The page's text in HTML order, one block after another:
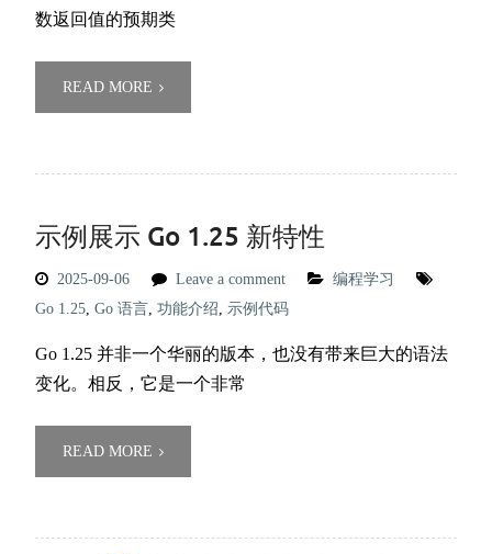
数返回值的预期类
READ MORE
示例展示 Go 1.25 新特性
2025-09-06 Leave a comment
编程学习
Go 1.25, Go 语言, 功能介绍, 示例代码
Go 1.25 并非一个华丽的版本，也没有带来巨大的语法
变化。相反，它是一个非常
READ MORE